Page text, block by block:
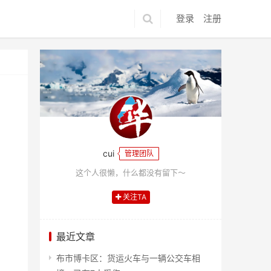
登录 注册
cui 管理团队
这个人很懒，什么都没有留下～
关注TA
最近文章
布市博卡区：货运火车与一辆公交车相